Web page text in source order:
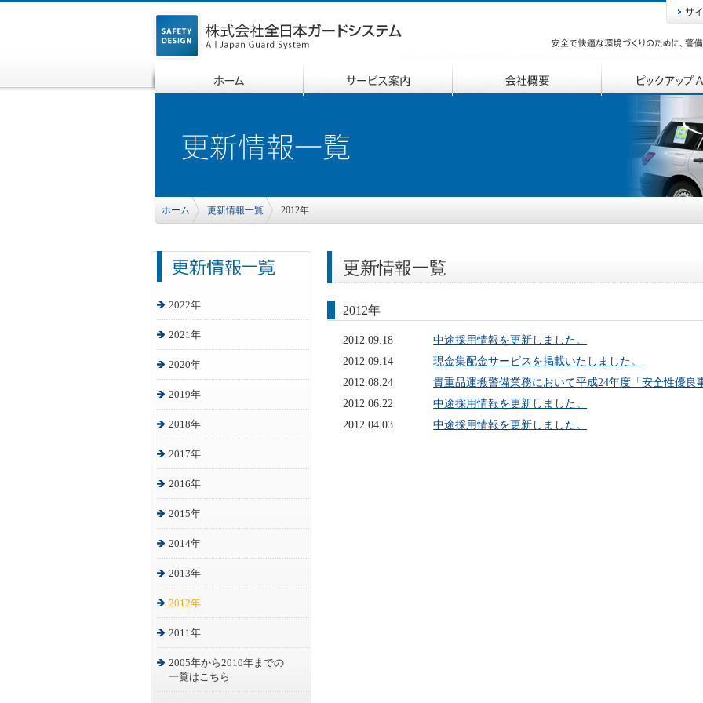
ホーム 更新情報一覧 2012年
更新情報一覧
2012年
2012.09.18
中途採用情報を更新しました。
2012.09.14
現金集配金サービスを掲載いたしました。
2012.08.24
貴重品運搬警備業務において平成24年度「安全性優良
2012.06.22
中途採用情報を更新しました。
2012.04.03
中途採用情報を更新しました。
2022年
2021年
2020年
2019年
2018年
2017年
2016年
2015年
2014年
2013年
2012年
2011年
2005年から2010年までの
一覧はこちら